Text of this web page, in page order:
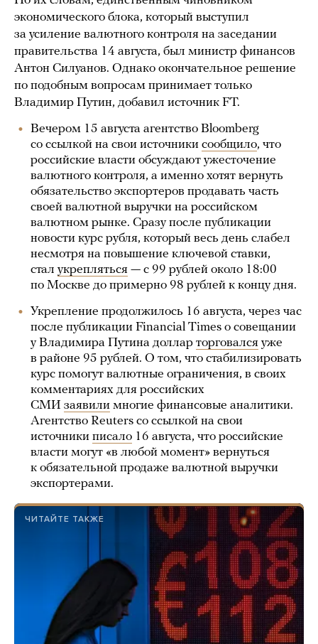
экономического блока, который выступил
за усиление валютного контроля на заседании
правительства 14 августа, был министр финансов
Антон Силуанов. Однако окончательное решение
по подобным вопросам принимает только
Владимир Путин, добавил источник FT.
Вечером 15 августа агентство Bloomberg
со ссылкой на свои источники сообщило, что
российские власти обсуждают ужесточение
валютного контроля, а именно хотят вернуть
обязательство экспортеров продавать часть
своей валютной выручки на российском
валютном рынке. Сразу после публикации
новости курс рубля, который весь день слабел
несмотря на повышение ключевой ставки,
стал укрепляться — с 99 рублей около 18:00
по Москве до примерно 98 рублей к концу дня.
Укрепление продолжилось 16 августа, через час
после публикации Financial Times о совещании
у Владимира Путина доллар торговался уже
в районе 95 рублей. О том, что стабилизировать
курс помогут валютные ограничения, в своих
комментариях для российских
СМИ заявили многие финансовые аналитики.
Агентство Reuters со ссылкой на свои
источники писало 16 августа, что российские
власти могут «в любой момент» вернуться
к обязательной продаже валютной выручки
экспортерами.
ЧИТАЙТЕ ТАКЖЕ